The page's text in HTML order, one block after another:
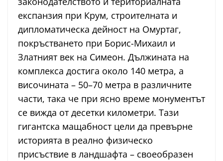
експанзия при Крум, строителната и
дипломатическа дейност на Омуртаг,
покръстването при Борис-Михаил и
Златният век на Симеон. Дължината на
комплекса достига около 140 метра, а
височината – 50–70 метра в различните
части, така че при ясно време монументът
се вижда от десетки километри. Тази
гигантска мащабност цели да превърне
историята в реално физическо
присъствие в ландшафта – своеобразен